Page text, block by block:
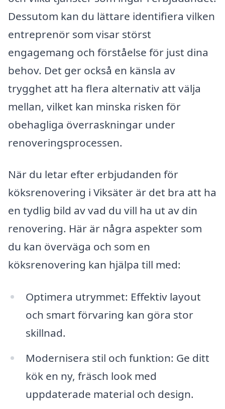
Dessutom kan du lättare identifiera vilken
entreprenör som visar störst
engagemang och förståelse för just dina
behov. Det ger också en känsla av
trygghet att ha flera alternativ att välja
mellan, vilket kan minska risken för
obehagliga överraskningar under
renoveringsprocessen.
När du letar efter erbjudanden för
köksrenovering i Viksäter är det bra att ha
en tydlig bild av vad du vill ha ut av din
renovering. Här är några aspekter som
du kan överväga och som en
köksrenovering kan hjälpa till med:
Optimera utrymmet: Effektiv layout
och smart förvaring kan göra stor
skillnad.
Modernisera stil och funktion: Ge ditt
kök en ny, fräsch look med
uppdaterade material och design.